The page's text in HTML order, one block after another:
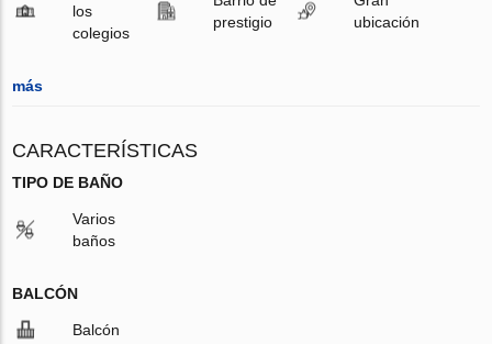
los
colegios
prestigio
ubicación
más
CARACTERÍSTICAS
TIPO DE BAÑO
Varios
baños
BALCÓN
Balcón